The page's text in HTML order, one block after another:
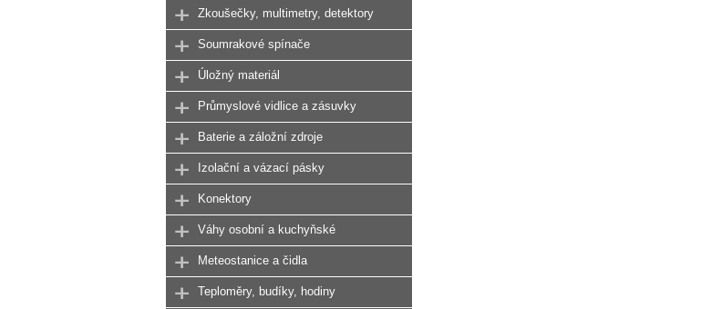
Zkoušečky, multimetry, detektory
Soumrakové spínače
Úložný materiál
Průmyslové vidlice a zásuvky
Baterie a záložní zdroje
Izolační a vázací pásky
Konektory
Váhy osobní a kuchyňské
Meteostanice a čidla
Teploměry, budíky, hodiny